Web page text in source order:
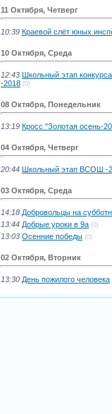
11 Октября, Четверг
10:39 Краевой слёт юных
10 Октября, Среда
12:43 Школьный этап
-2018 (0)
08 Октября, Понедельник
13:19 Кросс "Золотая осень-
04 Октября, Четверг
20:44 Школьный этап ВСОШ -
03 Октября, Среда
14:18 Добровольцы на
13:44 Добрые уроки в 9а (0)
13:03 Осенние победы (0)
02 Октября, Вторник
13:30 День пожилого человека